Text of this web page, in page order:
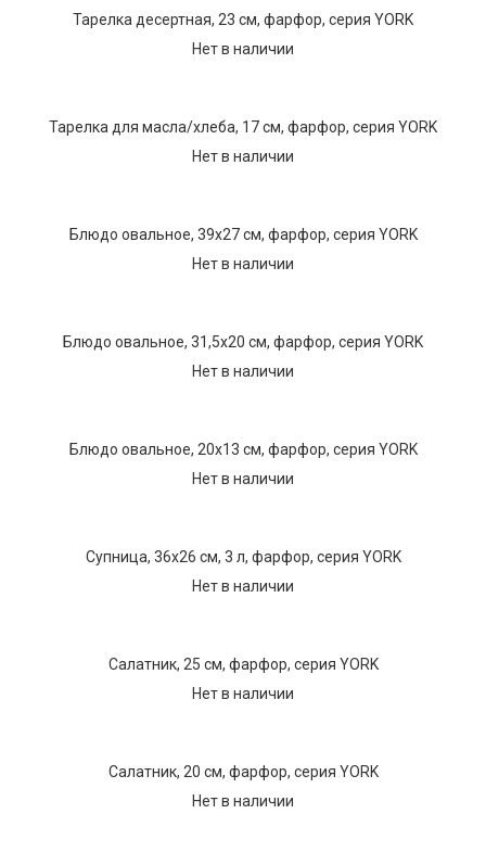
Тарелка десертная, 23 см, фарфор, серия YORK
Нет в наличии
Тарелка для масла/хлеба, 17 см, фарфор, серия YORK
Нет в наличии
Блюдо овальное, 39х27 см, фарфор, серия YORK
Нет в наличии
Блюдо овальное, 31,5х20 см, фарфор, серия YORK
Нет в наличии
Блюдо овальное, 20х13 см, фарфор, серия YORK
Нет в наличии
Супница, 36х26 см, 3 л, фарфор, серия YORK
Нет в наличии
Салатник, 25 см, фарфор, серия YORK
Нет в наличии
Салатник, 20 см, фарфор, серия YORK
Нет в наличии